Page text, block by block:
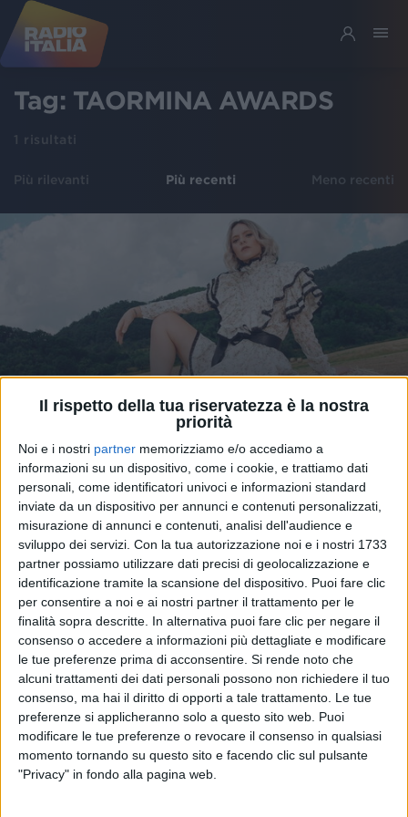
Il rispetto della tua riservatezza è la nostra
priorità
Noi e i nostri partner memorizziamo e/o accediamo a
informazioni su un dispositivo, come i cookie, e trattiamo dati
personali, come identificatori univoci e informazioni standard
inviate da un dispositivo per annunci e contenuti personalizzati,
misurazione di annunci e contenuti, analisi dell'audience e
sviluppo dei servizi. Con la tua autorizzazione noi e i nostri 1733
partner possiamo utilizzare dati precisi di geolocalizzazione e
identificazione tramite la scansione del dispositivo. Puoi fare clic
per consentire a noi e ai nostri partner il trattamento per le
finalità sopra descritte. In alternativa puoi fare clic per negare il
consenso o accedere a informazioni più dettagliate e modificare
le tue preferenze prima di acconsentire. Si rende noto che
alcuni trattamenti dei dati personali possono non richiedere il tuo
consenso, ma hai il diritto di opporti a tale trattamento. Le tue
preferenze si applicheranno solo a questo sito web. Puoi
modificare le tue preferenze o revocare il consenso in qualsiasi
momento tornando su questo sito e facendo clic sul pulsante
"Privacy" in fondo alla pagina web.
Tag: TAORMINA AWARDS
1 risultati
Più rilevanti Più recenti Meno recenti
EVENTO 05 lug 2021
A Francesca Michielin il “Taormina Awards
per la musica”
L'artista ha omaggiato il Maestro Franco Battiato
interpretando il brano “Segnali di vita”: “Lui è stato
un faro nella notte per me”
Chi siamo